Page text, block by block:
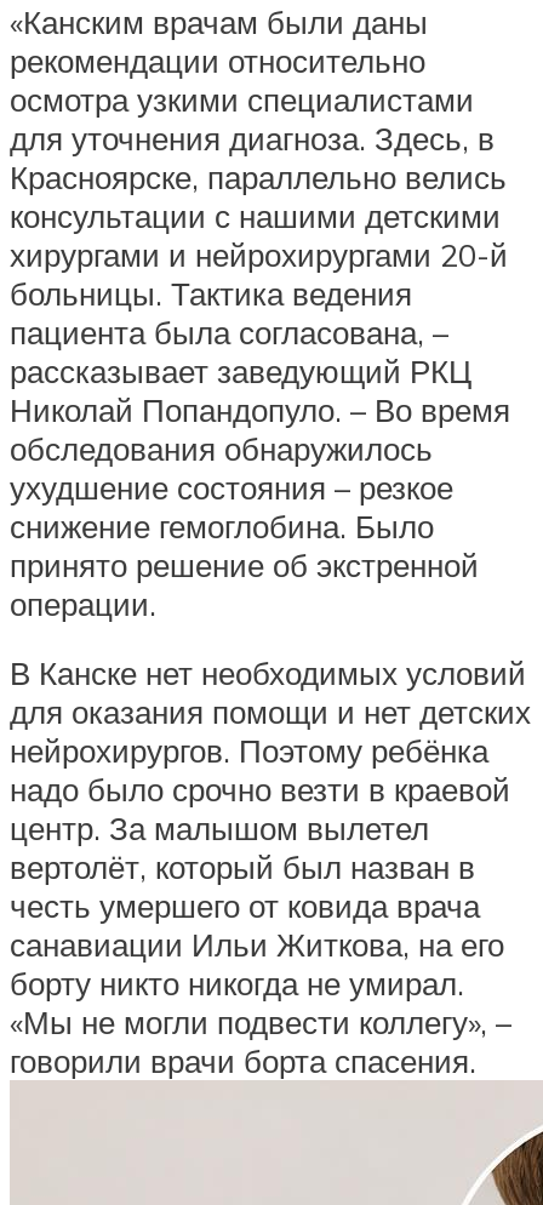
«Канским врачам были даны
рекомендации относительно
осмотра узкими специалистами
для уточнения диагноза. Здесь, в
Красноярске, параллельно велись
консультации с нашими детскими
хирургами и нейрохирургами 20-й
больницы. Тактика ведения
пациента была согласована, –
рассказывает заведующий РКЦ
Николай Попандопуло. – Во время
обследования обнаружилось
ухудшение состояния – резкое
снижение гемоглобина. Было
принято решение об экстренной
операции.
В Канске нет необходимых условий
для оказания помощи и нет детских
нейрохирургов. Поэтому ребёнка
надо было срочно везти в краевой
центр. За малышом вылетел
вертолёт, который был назван в
честь умершего от ковида врача
санавиации Ильи Житкова, на его
борту никто никогда не умирал.
«Мы не могли подвести коллегу», –
говорили врачи борта спасения.